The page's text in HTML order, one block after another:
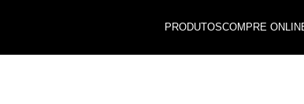
PRODUTOSCOMPRE